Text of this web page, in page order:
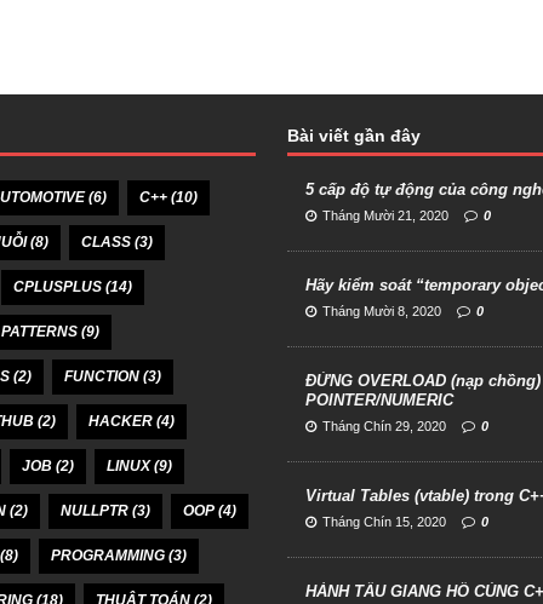
(6) C++ (10)
(8) CLASS (3)
CPLUSPLUS (14)
(9)
(2) FUNCTION (3)
(2) HACKER (4)
JOB (2) LINUX(9)
(2) NULLPTR (3) OOP (4)
PROGRAMMING (3)
Bài viết gần đây
5 cấp độ tự động của công
Tháng Mười 21, 2020 0
Hãy kiểm soát “temporary
Tháng Mười 8, 2020 0
ĐỪNG OVERLOAD (nạp
POINTER/NUMERIC
Tháng Chín 29, 2020 0
Virtual Tables (vtable) trong
Tháng Chín 15, 2020 0
HÀNH TẨU GIANG HỒ CÙNG